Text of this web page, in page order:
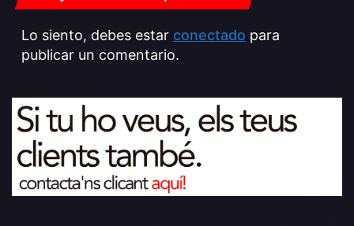
Lo siento, debes estar conectado para
publicar un comentario.